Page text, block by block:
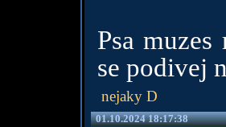
Psa
se podivej
nejaky D
01.10.2024 18:17:38